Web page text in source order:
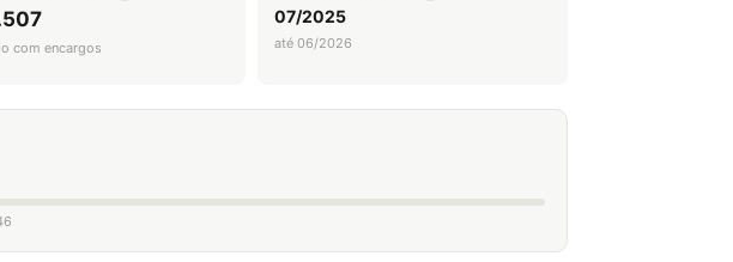
com encargos
07/2025
até 06/2026